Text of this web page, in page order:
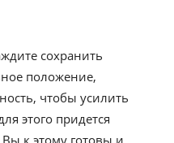
сохранить
положение,
чтобы усилить
этого придется
к этому готовы и